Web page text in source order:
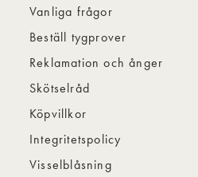
Vanliga frågor
Beställ tygprover
Reklamation och ånger
Skötselråd
Köpvillkor
Integritetspolicy
Visselblåsning